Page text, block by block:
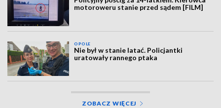
motoroweru stanie przed sądem [FILM]
OPOLE
Nie był w stanie latać. Policjantki
uratowały rannego ptaka
ZOBACZ WIĘCEJ